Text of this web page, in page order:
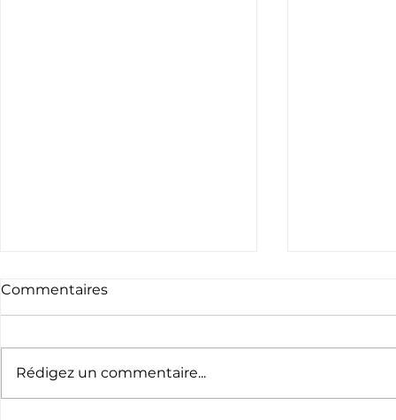
Commentaires
Rédigez un commentaire...